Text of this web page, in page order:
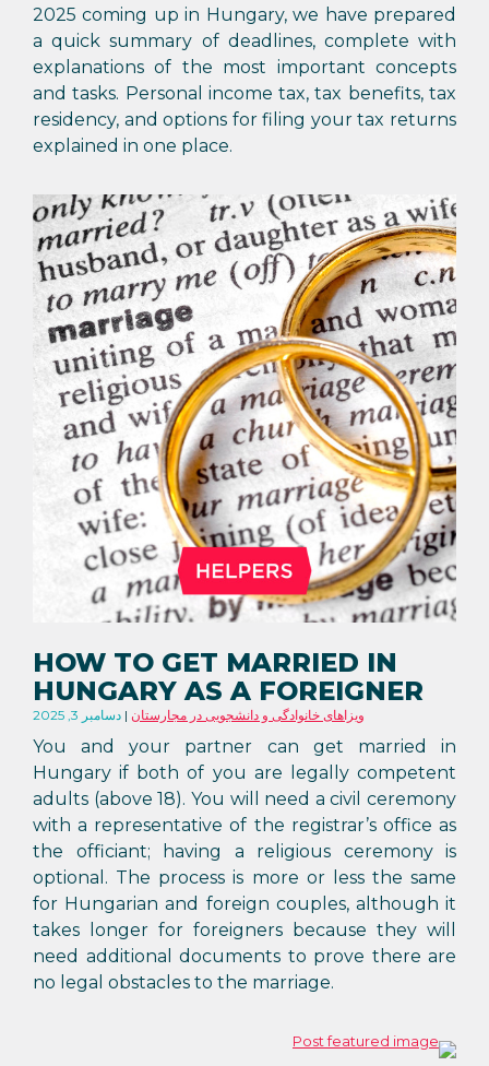
2025 coming up in Hungary, we have prepared
a quick summary of deadlines, complete with
explanations of the most important concepts
and tasks. Personal income tax, tax benefits, tax
residency, and options for filing your tax returns
explained in one place.
HOW TO GET MARRIED IN
HUNGARY AS A FOREIGNER
دسامبر 3, 2025 ویزاهای خانوادگی و دانشجویی در مجارستان
You and your partner can get married in
Hungary if both of you are legally competent
adults (above 18). You will need a civil ceremony
with a representative of the registrar’s office as
the officiant; having a religious ceremony is
optional. The process is more or less the same
for Hungarian and foreign couples, although it
takes longer for foreigners because they will
need additional documents to prove there are
no legal obstacles to the marriage.